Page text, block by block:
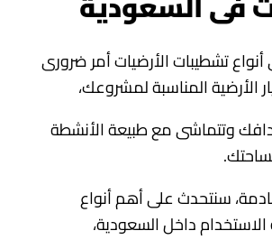
تشطيبات الأرضيات أمر ضرورى
الأرضية المناسبة لمشروعك،
وتتماشى مع طبيعة الأنشطة
سنتحدث على أهم أنواع
داخل السعودية،